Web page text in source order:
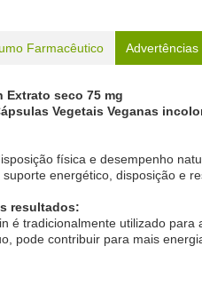
Farmacêutico Advertências
Extrato seco 75 mg
Vegetais Veganas
física e desempenho
energético, disposição e
resultados:
é tradicionalmente utilizado
pode contribuir para mais